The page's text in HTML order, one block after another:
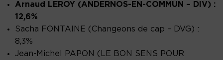
Arnaud LEROY (ANDERNOS-EN-COMMUN – DIV) :
12,6%
Sacha FONTAINE (Changeons de cap – DVG) :
8,3%
Jean-Michel PAPON (LE BON SENS POUR